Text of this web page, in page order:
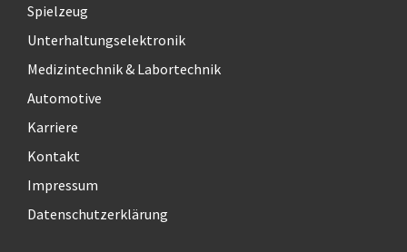
e
:
Spielzeug
Unterhaltungselektronik
Medizintechnik & Labortechnik
Automotive
Karriere
Kontakt
Impressum
Datenschutzerklärung